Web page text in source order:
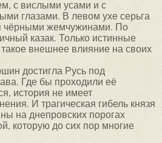
с вислыми усами и с
глазами. В левом ухе серьга
чёрными жемчужинами. По
казак. Только истинные
внешнее влияние на своих
достигла Русь под
Где бы проходили её
история не имеет
И трагическая гибель князя
на днепровских порогах
которую до сих пор многие